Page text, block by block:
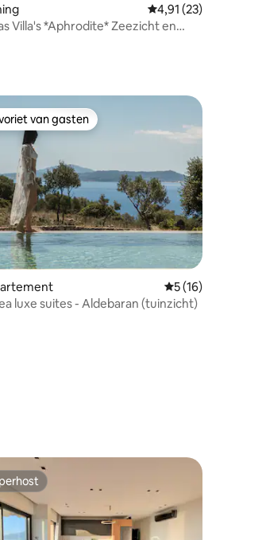
van 5 uit 5, 7 recensies
Gemiddelde
4,91 (23)
Villa's *Aphrodite* Zeezicht en
van 4,89 uit 5, 82 recensies
van gasten
van gasten
Gemiddelde
5 (16)
luxe suites - Aldebaran (tuinzicht)